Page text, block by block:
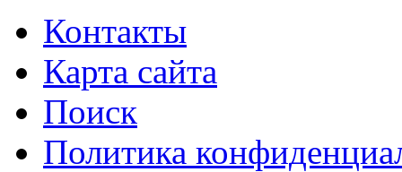
Контакты
Карта сайта
Поиск
Политика